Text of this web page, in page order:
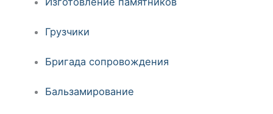
Грузчики
Бригада сопровождения
Бальзамирование